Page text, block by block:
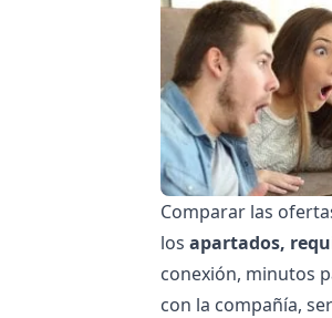
Comparar las
los apartados,
conexión, minutos
con la compañía,